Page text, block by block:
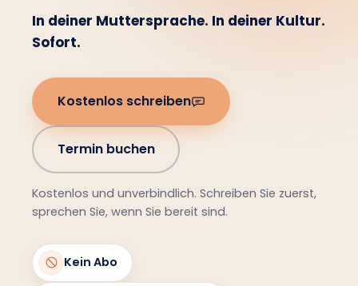
In deiner Muttersprache. In deiner Kultur.
Sofort.
Kostenlos schreiben
Termin buchen
Kostenlos und unverbindlich. Schreiben Sie zuerst,
sprechen Sie, wenn Sie bereit sind.
Kein Abo